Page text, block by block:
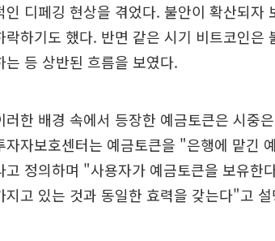
인 디페깅 현상을 겪었다. 불안이 확산되자
락하기도 했다. 반면 같은 시기 비트코인은
는 등 상반된 흐름을 보였다.
러한 배경 속에서 등장한 예금토큰은 시중
자자보호센터는 예금토큰을 "은행에 맡긴
고 정의하며 "사용자가 예금토큰을 보유한
지고 있는 것과 동일한 효력을 갖는다"고